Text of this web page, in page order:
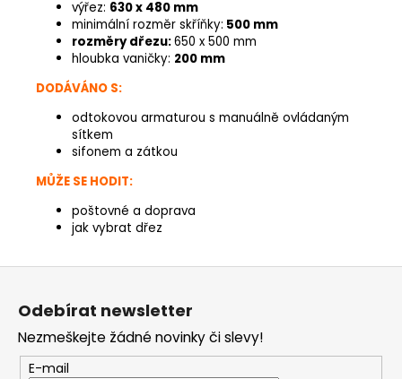
výřez: 630 x 480 mm
minimální rozměr skříňky: 500 mm
rozměry dřezu:650 x 500 mm
hloubka vaničky: 200 mm
DODÁVÁNO S:
odtokovou armaturou s manuálně ovládaným
sítkem
sifonem a zátkou
MŮŽE SE HODIT:
poštovné a doprava
jak vybrat dřez
Z
Odebírat newsletter
Nezmeškejte žádné novinky či slevy!
E-mail